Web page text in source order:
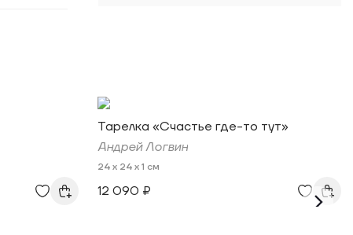
Тарелка «Счастье где-то тут»
Андрей Логвин
24 x 24 x 1 см
12 090 ₽